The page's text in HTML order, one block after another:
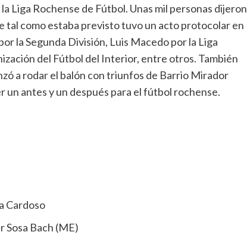
Liga Rochense de Fútbol. Unas mil personas dijeron
tal como estaba previsto tuvo un acto protocolar en
la Segunda División, Luis Macedo por la Liga
del Fútbol del Interior, entre otros. También
a rodar el balón con triunfos de Barrio Mirador
un antes y un después para el fútbol rochense.
Cardoso
Sosa Bach (ME)